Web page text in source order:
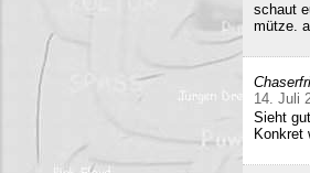
schaut
mütze.
14. Juli
Sieht
Konkret